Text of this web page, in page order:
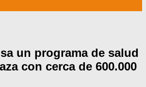
un programa de salud
con cerca de 600.000